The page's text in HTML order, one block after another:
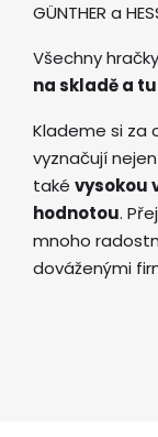
GÜNTHER a
Všechny
na skladě a
Klademe si za
vyznačují
také vysokou
hodnotou.
mnoho
dováženými